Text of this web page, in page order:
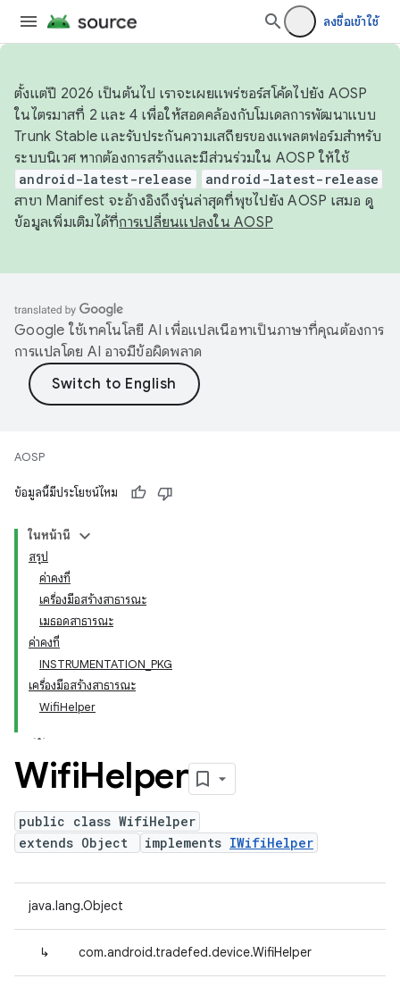
ลงชื่อเข้าใช้
ตั้งแต่ปี 2026 เป็นต้นไป เราจะเผยแพร่ซอร์สโค้ดไปยัง AOSP
ในไตรมาสที่ 2 และ 4 เพื่อให้สอดคล้องกับโมเดลการพัฒนาแบบ
Trunk Stable และรับประกันความเสถียรของแพลตฟอร์มสำหรับ
ระบบนิเวศ หากต้องการสร้างและมีส่วนร่วมใน AOSP ให้ใช้
android-latest-release android-latest-release
สาขา Manifest จะอ้างอิงถึงรุ่นล่าสุดที่พุชไปยัง AOSP เสมอ ดู
ข้อมูลเพิ่มเติมได้ที่การเปลี่ยนแปลงใน AOSP
Google ใช้เทคโนโลยี AI เพื่อแปลเนื้อหาเป็นภาษาที่คุณต้องการ
การแปลโดย AI อาจมีข้อผิดพลาด
AOSP
ข้อมูลนี้มีประโยชน์ไหม
ในหน้านี้
สรุป
ค่าคงที่
เครื่องมือสร้างสาธารณะ
เมธอดสาธารณะ
ค่าคงที่
INSTRUMENTATION_PKG
เครื่องมือสร้างสาธารณะ
WifiHelper
WifiHelper
public class WifiHelper
extends Object
implements IWifiHelper
java.lang.Object
↳ com.android.tradefed.device.WifiHelper